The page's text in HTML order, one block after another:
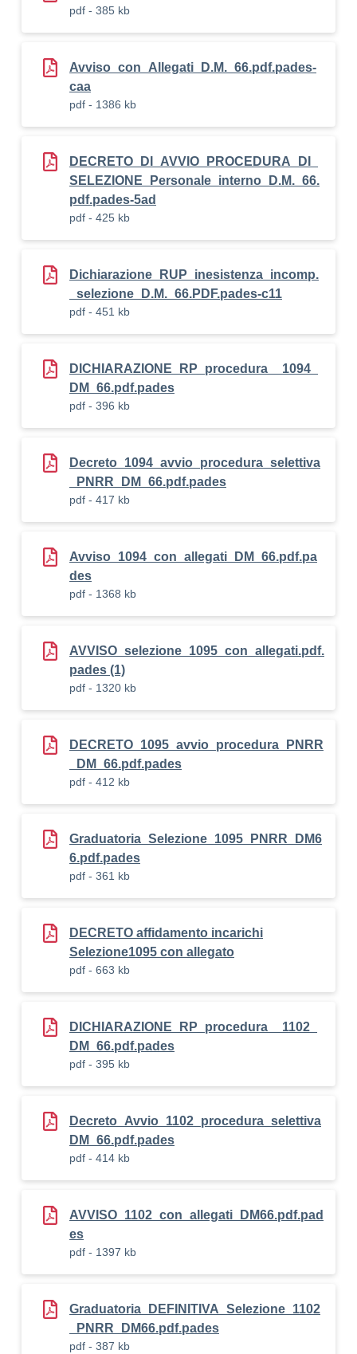
pdf - 385 kb
Avviso_con_Allegati_D.M._66.pdf.pades-
caa
pdf - 1386 kb
DECRETO_DI_AVVIO_PROCEDURA_DI_
SELEZIONE_Personale_interno_D.M._66.
pdf.pades-5ad
pdf - 425 kb
Dichiarazione_RUP_inesistenza_incomp.
_selezione_D.M._66.PDF.pades-c11
pdf - 451 kb
DICHIARAZIONE_RP_procedura__1094_
DM_66.pdf.pades
pdf - 396 kb
Decreto_1094_avvio_procedura_selettiva
_PNRR_DM_66.pdf.pades
pdf - 417 kb
Avviso_1094_con_allegati_DM_66.pdf.pa
des
pdf - 1368 kb
AVVISO_selezione_1095_con_allegati.pdf.
pades (1)
pdf - 1320 kb
DECRETO_1095_avvio_procedura_PNRR
_DM_66.pdf.pades
pdf - 412 kb
Graduatoria_Selezione_1095_PNRR_DM6
6.pdf.pades
pdf - 361 kb
DECRETO affidamento incarichi
Selezione1095 con allegato
pdf - 663 kb
DICHIARAZIONE_RP_procedura__1102_
DM_66.pdf.pades
pdf - 395 kb
Decreto_Avvio_1102_procedura_selettiva
DM_66.pdf.pades
pdf - 414 kb
AVVISO_1102_con_allegati_DM66.pdf.pad
es
pdf - 1397 kb
Graduatoria_DEFINITIVA_Selezione_1102
_PNRR_DM66.pdf.pades
pdf - 387 kb